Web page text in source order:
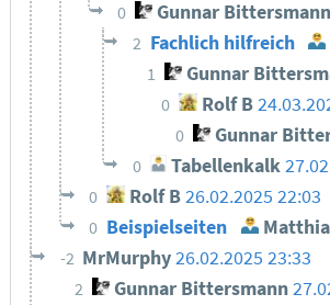
0 Gunnar Bittersmann
2 Fachlich hilfreich
1 Gunnar
0 Rolf B
0 Gunnar
0 Tabellenkalk
0 Rolf B 26.02.2025 22:03
0 Beispielseiten
-2 MrMurphy26.02.2025 23:33
2 Gunnar Bittersmann